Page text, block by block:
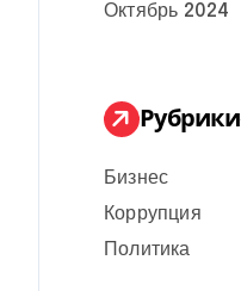
Октябрь 2024
Рубрики
Бизнес
Коррупция
Политика